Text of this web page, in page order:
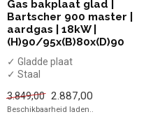
Gas bakplaat glad |
Bartscher 900 master |
aardgas | 18kW |
(H)90/95x(B)80x(D)90
✓ Gladde plaat
✓ Staal
✓ 18kW vermogen
✓ Gas
3.849,00 2.887,00
Beschikbaarheid laden..